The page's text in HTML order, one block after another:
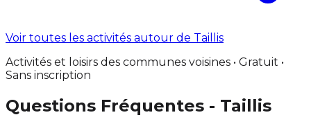
Voir toutes les activités autour de Taillis
Activités et loisirs des communes voisines • Gratuit •
Sans inscription
Questions Fréquentes - Taillis